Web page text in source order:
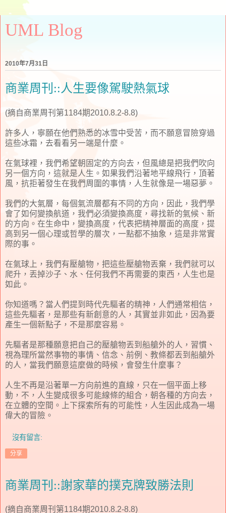
UML Blog
2010年7月31日
商業周刊::人生要像駕駛熱氣球
(摘自商業周刊第1184期2010.8.2-8.8)
許多人，寧願在他們熟悉的冰雪中受苦，而不願意冒險穿過
這些冰霜，去看看另一端是什麼。
在氣球裡，我們希望朝固定的方向去，但風總是把我們吹向
另一個方向，這就是人生。如果我們沿著地平線飛行，頂著
風，抗拒著發生在我們周圍的事情，人生就像是一場惡夢。
我們的大氣層，每個氣流層都有不同的方向，因此，我們學
會了如何變換航道，我們必須變換高度，尋找新的氣候、新
的方向。在生命中，變換高度，代表把精神層面的高度，提
高到另一個心理或哲學的層次，一點都不抽象，這是非常實
際的事。
在氣球上，我們有壓艙物，把這些壓艙物丟棄，我們就可以
爬升，丟掉沙子、水、任何我們不再需要的東西，人生也是
如此。
你知道嗎？當人們提到時代先驅者的精神，人們通常相信，
這些先驅者，是那些有新創意的人，其實並非如此，因為要
產生一個新點子，不是那麼容易。
先驅者是那種願意把自己的壓艙物丟到船艙外的人，習慣、
視為理所當然事物的事情、信念、前例、教條都丟到船艙外
的人，當我們願意這麼做的時候，會發生什麼事？
人生不再是沿著單一方向前進的直線，只在一個平面上移
動，不，人生變成很多可能線條的組合，朝各種的方向去，
在立體的空間。上下探索所有的可能性，人生因此成為一場
偉大的冒險。
沒有留言:
分享
商業周刊::謝家華的撲克牌致勝法則
(摘自商業周刊第1184期2010.8.2-8.8)